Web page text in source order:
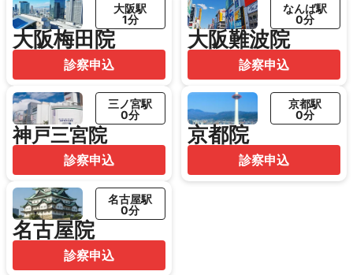
大阪梅田院
大阪駅
1分
診察申込
大阪難波院
なんば駅
0分
診察申込
神戸三宮院
三ノ宮駅
0分
診察申込
京都院
京都駅
0分
診察申込
名古屋院
名古屋駅
0分
診察申込